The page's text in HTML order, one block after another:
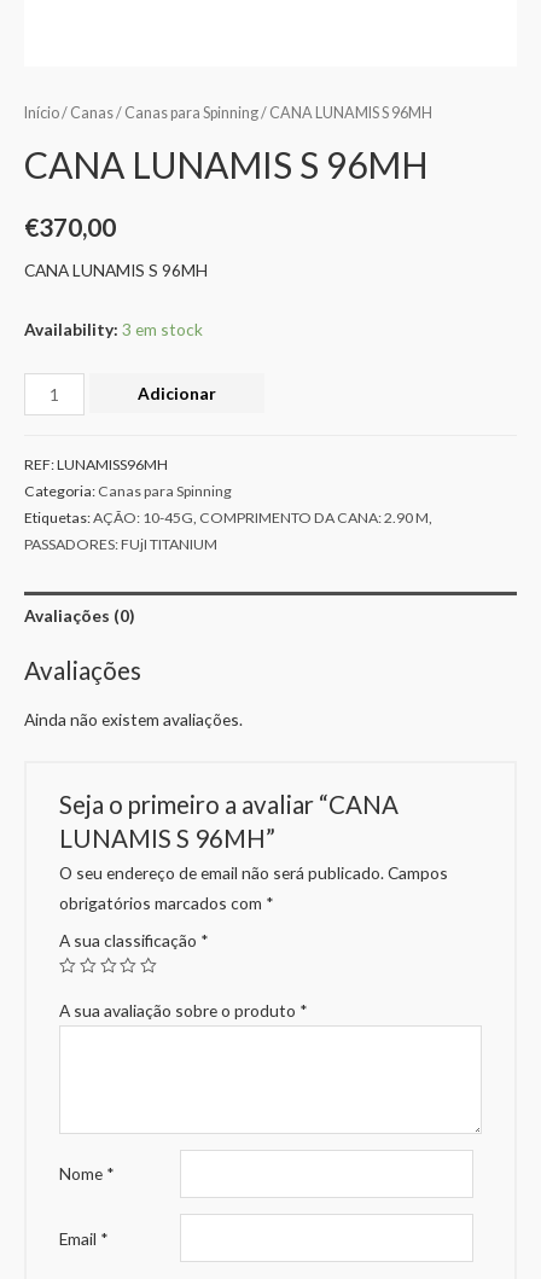
Início/ Canas/ Canas para Spinning/ CANA LUNAMIS S 96MH
CANA LUNAMIS S 96MH
€370,00
CANA LUNAMIS S 96MH
Availability: 3 em stock
Adicionar
REF:LUNAMISS96MH
Categoria: Canas para Spinning
Etiquetas:AÇÃO: 10-45G COMPRIMENTO DA CANA: 2.90 M
PASSADORES: FUjI TITANIUM
Avaliações (0)
Avaliações
Ainda não existem avaliações.
Seja o primeiro a avaliar “CANA
LUNAMIS S 96MH”
O seu endereço de email não será publicado. Campos
obrigatórios marcados com *
A sua classificação *
A sua avaliação sobre o produto *
Nome *
Email *